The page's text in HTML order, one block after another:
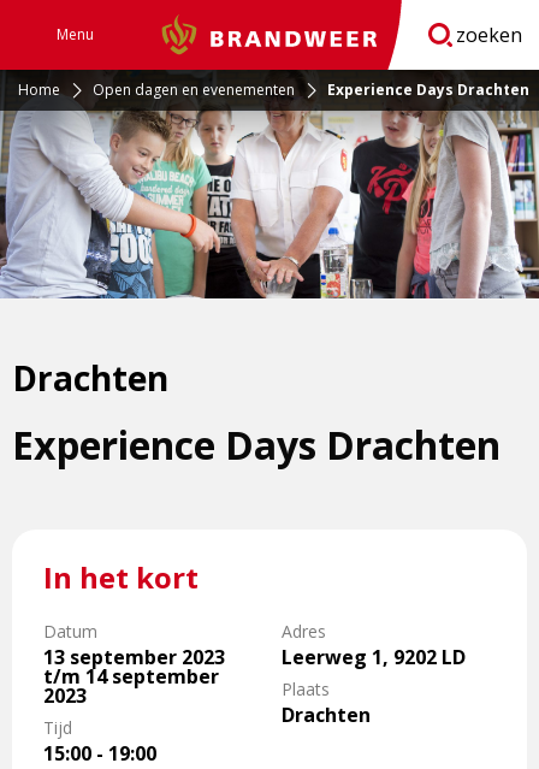
Menu Brandweer zoeken
Home Open dagen en evenementen Experience Days Drachten
Experience Days Drachten
Drachten
In het kort
Datum
13 september 2023
t/m 14 september
2023
Tijd
15:00 - 19:00
Adres
Leerweg 1, 9202 LD
Plaats
Drachten